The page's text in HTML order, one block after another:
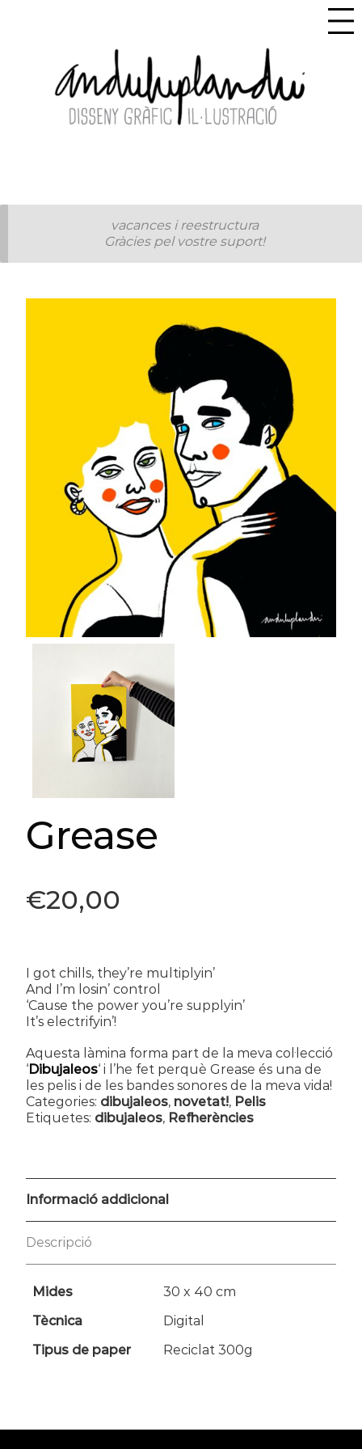
vacances i reestructura
Gràcies pel vostre suport!
Grease
€20,00
I got chills, they’re multiplyin’
And I’m losin’ control
‘Cause the power you’re supplyin’
It’s electrifyin’!
Aquesta làmina forma part de la meva col·lecció
‘Dibujaleos‘ i l’he fet perquè Grease és una de
les pelis i de les bandes sonores de la meva vida!
Categories: dibujaleos, novetat!, Pelis
Etiquetes: dibujaleos, Refherències
Informació addicional
Descripció
Mides
30 x 40 cm
Tècnica
Digital
Tipus de paper
Reciclat 300g